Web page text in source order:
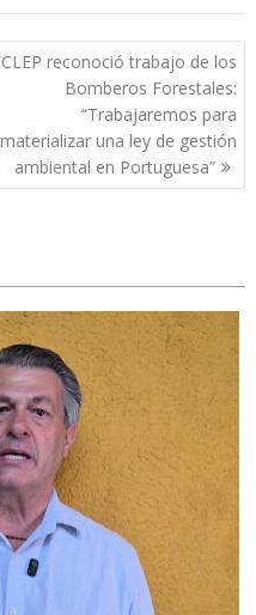
CLEP reconoció trabajo de los
Bomberos Forestales:
“Trabajaremos para
materializar una ley de gestión
ambiental en Portuguesa”